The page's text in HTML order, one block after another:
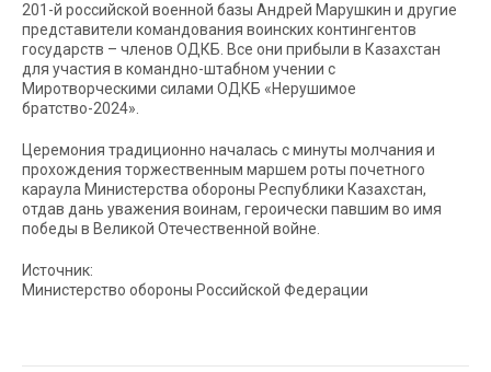
201-й российской военной базы Андрей Марушкин и другие
представители командования воинских контингентов
государств – членов ОДКБ. Все они прибыли в Казахстан
для участия в командно-штабном учении с
Миротворческими силами ОДКБ «Нерушимое
братство-2024».
Церемония традиционно началась с минуты молчания и
прохождения торжественным маршем роты почетного
караула Министерства обороны Республики Казахстан,
отдав дань уважения воинам, героически павшим во имя
победы в Великой Отечественной войне.
Источник:
Министерство обороны Российской Федерации